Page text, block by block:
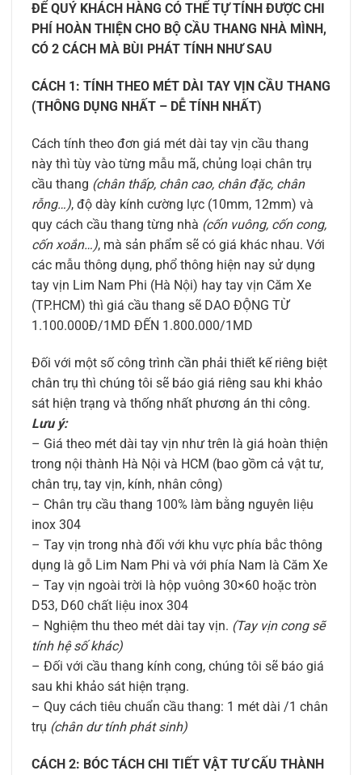
ĐỂ QUÝ KHÁCH HÀNG CÓ THỂ TỰ TÍNH ĐƯỢC CHI
PHÍ HOÀN THIỆN CHO BỘ CẦU THANG NHÀ MÌNH,
CÓ 2 CÁCH MÀ BÙI PHÁT TÍNH NHƯ SAU
CÁCH 1: TÍNH THEO MÉT DÀI TAY VỊN CẦU THANG
(THÔNG DỤNG NHẤT – DỄ TÍNH NHẤT)
Cách tính theo đơn giá mét dài tay vịn cầu thang
này thì tùy vào từng mẫu mã, chủng loại chân trụ
cầu thang (chân thấp, chân cao, chân đặc, chân
rỗng…), độ dày kính cường lực (10mm, 12mm) và
quy cách cầu thang từng nhà (cốn vuông, cốn cong,
cốn xoắn…), mà sản phẩm sẽ có giá khác nhau. Với
các mẫu thông dụng, phổ thông hiện nay sử dụng
tay vịn Lim Nam Phi (Hà Nội) hay tay vịn Căm Xe
(TP.HCM) thì giá cầu thang sẽ DAO ĐỘNG TỪ
1.100.000Đ/1MD ĐẾN 1.800.000/1MD
Đối với một số công trình cần phải thiết kế riêng biệt
chân trụ thì chúng tôi sẽ báo giá riêng sau khi khảo
sát hiện trạng và thống nhất phương án thi công.
Lưu ý:
– Giá theo mét dài tay vịn như trên là giá hoàn thiện
trong nội thành Hà Nội và HCM (bao gồm cả vật tư,
chân trụ, tay vịn, kính, nhân công)
– Chân trụ cầu thang 100% làm bằng nguyên liệu
inox 304
– Tay vịn trong nhà đối với khu vực phía bắc thông
dụng là gỗ Lim Nam Phi và với phía Nam là Căm Xe
– Tay vịn ngoài trời là hộp vuông 30×60 hoặc tròn
D53, D60 chất liệu inox 304
– Nghiệm thu theo mét dài tay vịn. (Tay vịn cong sẽ
tính hệ số khác)
– Đối với cầu thang kính cong, chúng tôi sẽ báo giá
sau khi khảo sát hiện trạng.
– Quy cách tiêu chuẩn cầu thang: 1 mét dài /1 chân
trụ (chân dư tính phát sinh)
CÁCH 2: BÓC TÁCH CHI TIẾT VẬT TƯ CẤU THÀNH